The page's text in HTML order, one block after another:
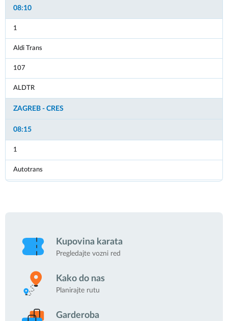
08:10
1
Aldi Trans
107
ALDTR
ZAGREB - CRES
08:15
1
Autotrans
08:30
Samoborček EU grupa
08:00
-
1
-
Aldi Trans
-
ČREČAN - ZAGREB
08:30
08:16
VŽ0777V
ZLATAR - ZAGREB
08:35
08:27
Kupovina karata
Pregledajte vozni red
Kako do nas
Planirajte rutu
Garderoba